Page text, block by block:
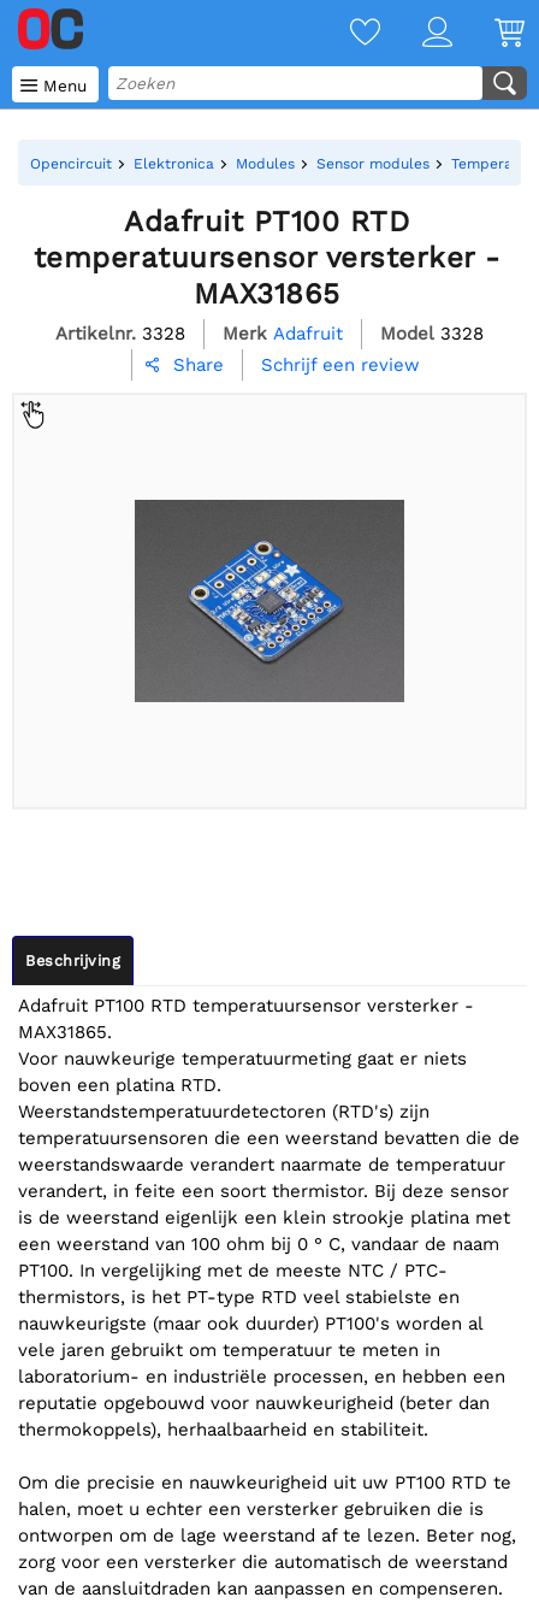
 Menu
Opencircuit Elektronica Modules Sensor modules
Adafruit PT100 RTD
temperatuursensor versterker -
MAX31865
Artikelnr. 3328 Merk Adafruit Model 3328
 Share Schrijf een review
Beschrijving
Adafruit PT100 RTD temperatuursensor versterker -
MAX31865.
Voor nauwkeurige temperatuurmeting gaat er niets
boven een platina RTD.
Weerstandstemperatuurdetectoren (RTD's) zijn
temperatuursensoren die een weerstand bevatten die de
weerstandswaarde verandert naarmate de temperatuur
verandert, in feite een soort thermistor. Bij deze sensor
is de weerstand eigenlijk een klein strookje platina met
een weerstand van 100 ohm bij 0 ° C, vandaar de naam
PT100. In vergelijking met de meeste NTC / PTC-
thermistors, is het PT-type RTD veel stabielste en
nauwkeurigste (maar ook duurder) PT100's worden al
vele jaren gebruikt om temperatuur te meten in
laboratorium- en industriële processen, en hebben een
reputatie opgebouwd voor nauwkeurigheid (beter dan
thermokoppels), herhaalbaarheid en stabiliteit.
Om die precisie en nauwkeurigheid uit uw PT100 RTD te
halen, moet u echter een versterker gebruiken die is
ontworpen om de lage weerstand af te lezen. Beter nog,
zorg voor een versterker die automatisch de weerstand
van de aansluitdraden kan aanpassen en compenseren.